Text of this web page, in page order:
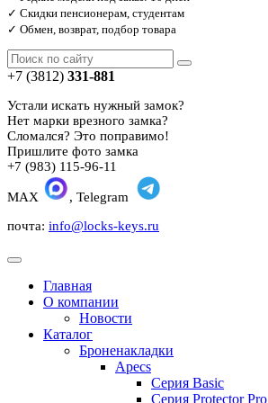
✓ Скидки пенсионерам, студентам
✓ Обмен, возврат, подбор товара
+7 (3812) 331-881
Устали искать нужный замок?
Нет марки врезного замка?
Сломался? Это поправимо!
Пришлите фото замка
+7 (983) 115-96-11
MAX
, Telegram
почта: info@locks-keys.ru
Главная
О компании
Новости
Каталог
Броненакладки
Apecs
Серия Basic
Серия Protector Pro